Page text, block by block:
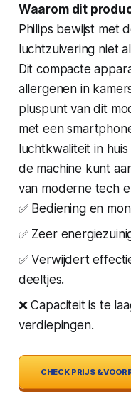
Waarom dit
Philips bewijst met
luchtzuivering niet
Dit compacte
allergenen in
pluspunt van dit
met een
luchtkwaliteit in
de machine kunt
van moderne tech
✅ Bediening en
✅ Zeer
✅ Verwijdert
deeltjes.
❌ Capaciteit is te
verdiepingen.
CHECK PRIJS &